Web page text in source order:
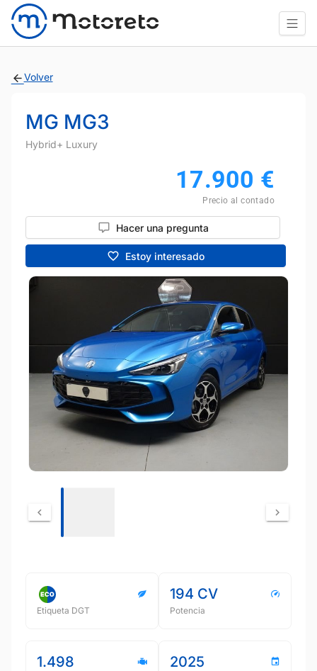
Volver
MG MG3
Hybrid+ Luxury
17.900 €
Precio al contado
Hacer una pregunta
Estoy interesado
Etiqueta DGT
194 CV
Potencia
1.498 2025